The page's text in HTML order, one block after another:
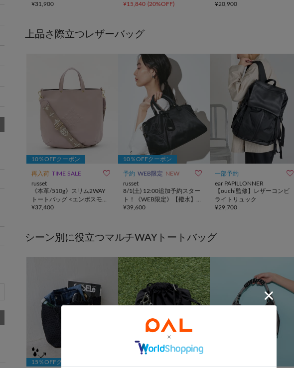
¥31,900
革》
¥15,840 (20%OFF)
¥20,900
上品さ際立つレザーバッグ
10％OFFクーポン
再入荷 TIME SALE 
russet
《本革/510g》スリム2WAY
トートバッグ <エンボスモノ
グラム>
¥37,400
10％OFFクーポン
予約 WEB限定 NEW 
russet
8/1(土) 12:00追加予約スター
ト！《WEB限定》【撥水】
クラウズナイロン2WAYボス
¥39,600
一部予約 
ear PAPILLONNER
【ouchi監修】レザーコンビ
ライトリュック
¥29,700
シーン別に役立つマルチWAYトートバッグ
15％OFFクーポン